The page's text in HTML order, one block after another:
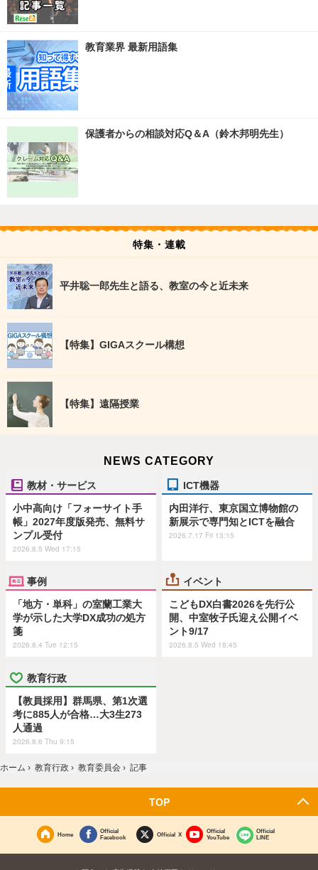
教育業界 最新用語集
保護者からの相談対応Q＆A（鈴木邦明先生）
特集・連載
平井聡一郎先生と語る、教室の今と近未来
【特集】GIGAスクール構想
【特集】遠隔授業
NEWS CATEGORY
教材・サービス
小中高向け「フォーサイト手
帳」2027年度版発売、無料サ
ンプル受付
2026.8.5 Wed 17:15
ICT機器
内田洋行、東京国立博物館の
新展示で専門知とICTを融合
2026.7.17 Fri 13:15
事例
「地方・単科」の室蘭工業大
学が示した大学DX成功の処方
箋
2026.8.4 Tue 12:15
イベント
こどもDX白書2026を先行公
開、中室牧子氏迎え公開イベ
ント9/17
2026.8.5 Wed 18:45
教育行政
【教員採用】群馬県、第1次選
考に885人が合格…大3生273
人通過
2026.8.6 Thu 9:15
ホーム › 教育行政 › 教育委員会 › 記事
TOP
Home
Official
Facebook
Official X
Official
YouTube
Official
LINE